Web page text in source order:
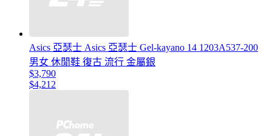
Asics 亞瑟士 Asics 亞瑟士 Gel-kayano 14 1203A537-200
男女 休閒鞋 復古 流行 金屬銀
$3,790
$4,212